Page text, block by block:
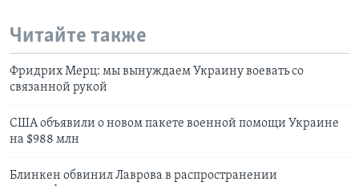
Читайте также
Фридрих Мерц: мы вынуждаем Украину воевать со
связанной рукой
США объявили о новом пакете военной помощи Украине
на $988 млн
Блинкен обвинил Лаврова в распространении